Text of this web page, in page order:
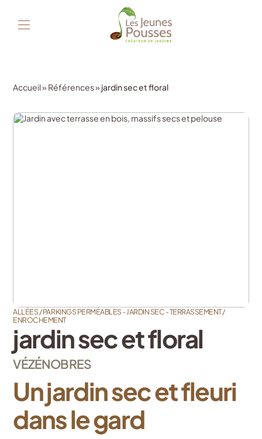
Accueil» Références» jardin sec et floral
ALLÉES / PARKINGS PERMÉABLES - JARDIN SEC - TERRASSEMENT /
ENROCHEMENT
jardin sec et floral
VÉZÉNOBRES
Un jardin sec et fleuri
dans le gard